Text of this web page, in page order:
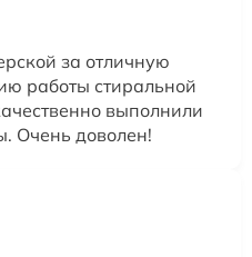
за отличную
работы стиральной
выполнили
Очень доволен!